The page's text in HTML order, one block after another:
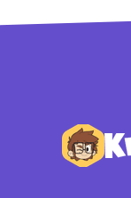
Podnožje